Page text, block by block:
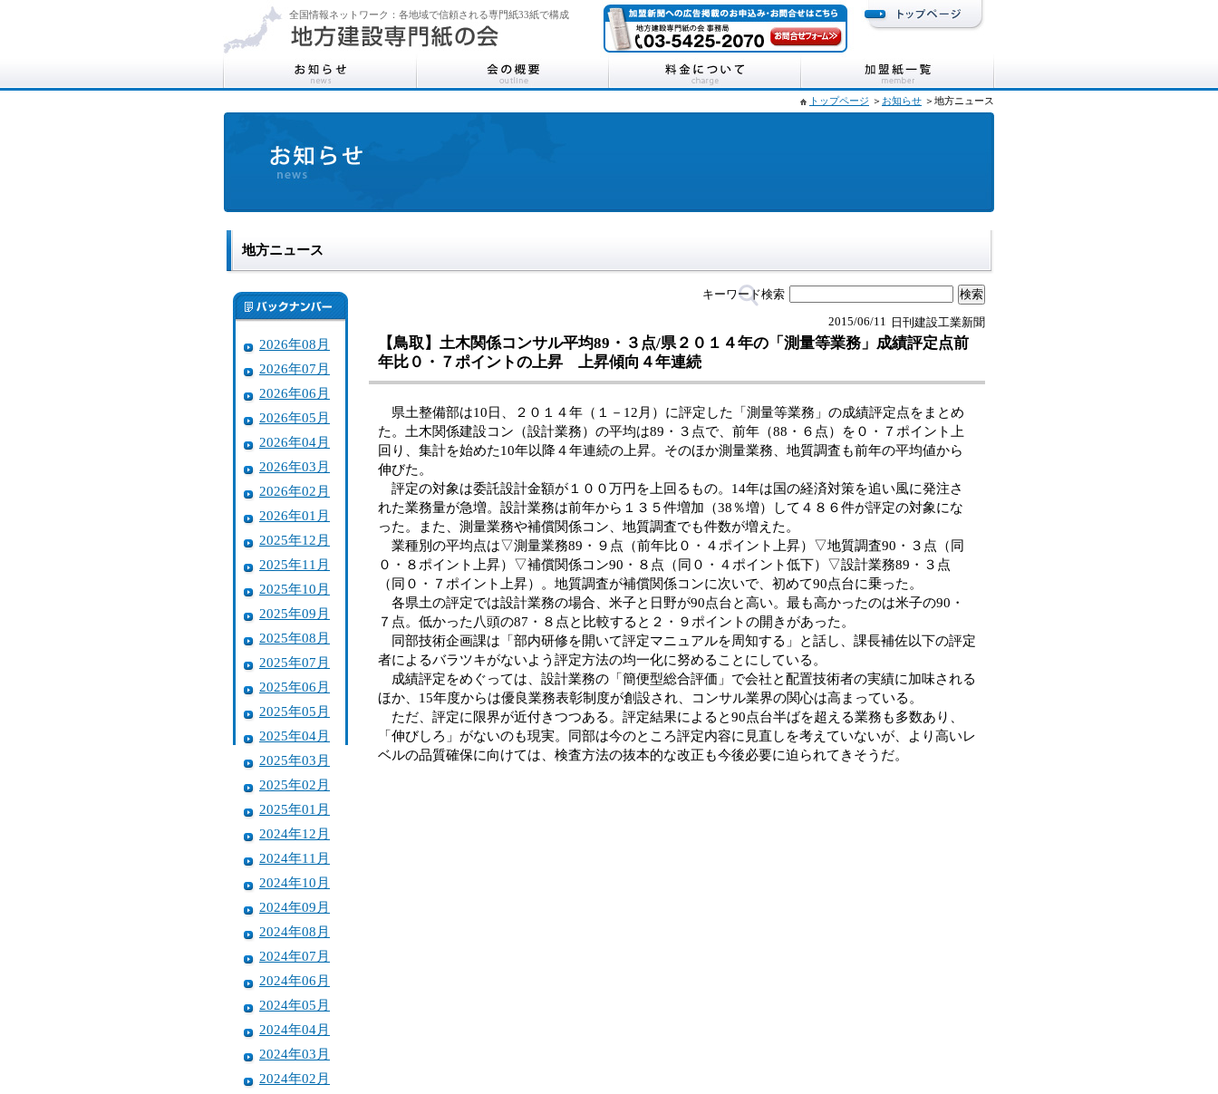
全国情報ネットワーク：各地域で信頼される専門紙33紙で構成
トップページ ＞ お知らせ ＞地方ニュース
地方ニュース
2026年08月
2026年07月
2026年06月
2026年05月
2026年04月
2026年03月
2026年02月
2026年01月
2025年12月
2025年11月
2025年10月
2025年09月
2025年08月
2025年07月
2025年06月
2025年05月
2025年04月
2025年03月
2025年02月
2025年01月
2024年12月
2024年11月
2024年10月
2024年09月
2024年08月
2024年07月
2024年06月
2024年05月
2024年04月
2024年03月
2024年02月
キーワード検索
日刊建設工業新聞
2015/06/11
【鳥取】土木関係コンサル平均89・３点/県２０１４年の「測量等業務」成績評定点前
年比０・７ポイントの上昇 上昇傾向４年連続
県土整備部は10日、２０１４年（１－12月）に評定した「測量等業務」の成績評定点をまとめ
た。土木関係建設コン（設計業務）の平均は89・３点で、前年（88・６点）を０・７ポイント上
回り、集計を始めた10年以降４年連続の上昇。そのほか測量業務、地質調査も前年の平均値から
伸びた。
評定の対象は委託設計金額が１００万円を上回るもの。14年は国の経済対策を追い風に発注さ
れた業務量が急増。設計業務は前年から１３５件増加（38％増）して４８６件が評定の対象にな
った。また、測量業務や補償関係コン、地質調査でも件数が増えた。
業種別の平均点は▽測量業務89・９点（前年比０・４ポイント上昇）▽地質調査90・３点（同
０・８ポイント上昇）▽補償関係コン90・８点（同０・４ポイント低下）▽設計業務89・３点
（同０・７ポイント上昇）。地質調査が補償関係コンに次いで、初めて90点台に乗った。
各県土の評定では設計業務の場合、米子と日野が90点台と高い。最も高かったのは米子の90・
７点。低かった八頭の87・８点と比較すると２・９ポイントの開きがあった。
同部技術企画課は「部内研修を開いて評定マニュアルを周知する」と話し、課長補佐以下の評定
者によるバラツキがないよう評定方法の均一化に努めることにしている。
成績評定をめぐっては、設計業務の「簡便型総合評価」で会社と配置技術者の実績に加味される
ほか、15年度からは優良業務表彰制度が創設され、コンサル業界の関心は高まっている。
ただ、評定に限界が近付きつつある。評定結果によると90点台半ばを超える業務も多数あり、
「伸びしろ」がないのも現実。同部は今のところ評定内容に見直しを考えていないが、より高いレ
ベルの品質確保に向けては、検査方法の抜本的な改正も今後必要に迫られてきそうだ。